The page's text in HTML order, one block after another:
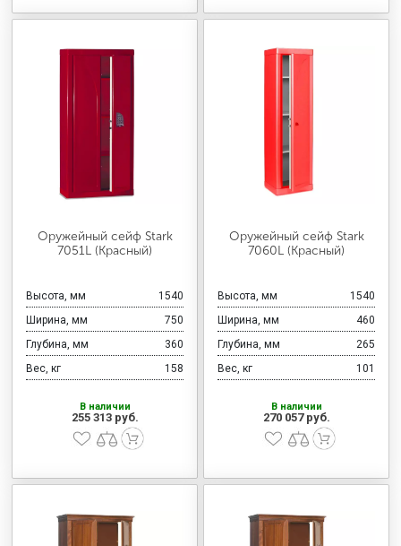
Оружейный сейф Stark
7051L (Красный)
Высота, мм
1540
Ширина, мм
750
Глубина, мм
360
Вес, кг
158
В наличии
255 313 руб.
Оружейный сейф Stark
7060L (Красный)
Высота, мм
1540
Ширина, мм
460
Глубина, мм
265
Вес, кг
101
В наличии
270 057 руб.